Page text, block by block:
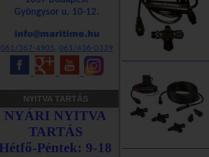
Gyöngysor u. 10-12.
061/367-4905, 061/436-0339
NYITVA TARTÁS